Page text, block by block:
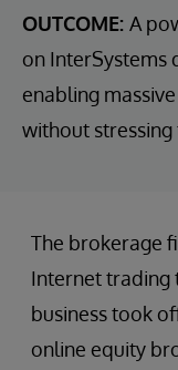
OUTCOME: A
on
enabling
without stressing
The brokerage
Internet trading
business took
online equity